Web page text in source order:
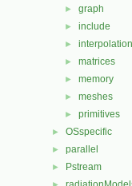
► graph
► include
►
► matrices
► memory
► meshes
► primitives
► OSspecific
► parallel
► Pstream